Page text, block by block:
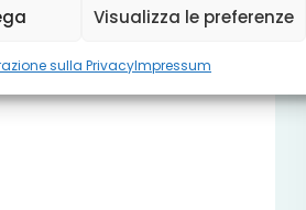
Visualizza le preferenze
sulla PrivacyImpressum